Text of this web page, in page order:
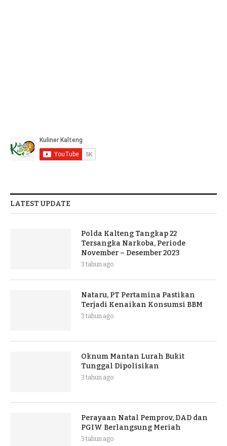
LATEST UPDATE
Polda Kalteng Tangkap 22
Tersangka Narkoba, Periode
November – Desember 2023
3 tahun ago
Nataru, PT Pertamina Pastikan
Terjadi Kenaikan Konsumsi BBM
3 tahun ago
Oknum Mantan Lurah Bukit
Tunggal Dipolisikan
3 tahun ago
Perayaan Natal Pemprov, DAD dan
PGIW Berlangsung Meriah
3 tahun ago